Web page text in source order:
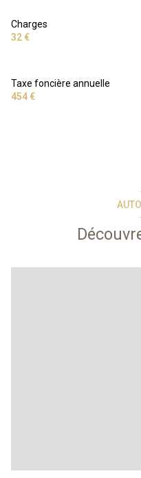
Charges
32 €
Taxe foncière annuelle
454 €